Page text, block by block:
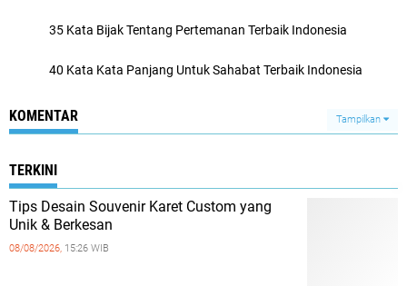
35 Kata Bijak Tentang Pertemanan Terbaik Indonesia
40 Kata Kata Panjang Untuk Sahabat Terbaik Indonesia
KOMENTAR Tampilkan
TERKINI
Tips Desain Souvenir Karet Custom yang
Unik & Berkesan
08/08/2026, 15:26 WIB